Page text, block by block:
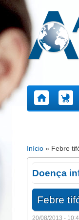
Atlas da
Está aqui
Início » Febre
Doença
Febre
20/08/2013 -